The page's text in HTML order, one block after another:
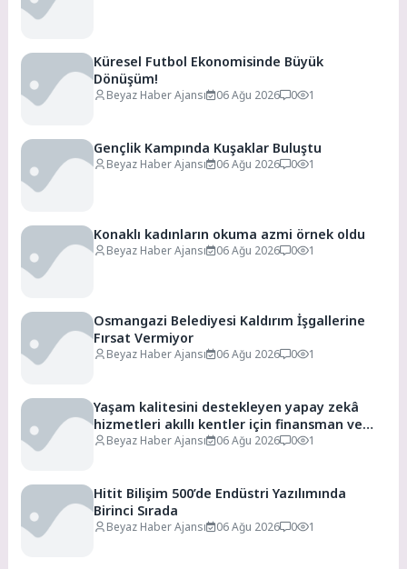
Küresel Futbol Ekonomisinde Büyük
Dönüşüm!
Beyaz Haber Ajansı 06 Ağu 2026 0 1
Gençlik Kampında Kuşaklar Buluştu
Beyaz Haber Ajansı 06 Ağu 2026 0 1
Konaklı kadınların okuma azmi örnek oldu
Beyaz Haber Ajansı 06 Ağu 2026 0 1
Osmangazi Belediyesi Kaldırım İşgallerine
Fırsat Vermiyor
Beyaz Haber Ajansı 06 Ağu 2026 0 1
Yaşam kalitesini destekleyen yapay zekâ
hizmetleri akıllı kentler için finansman ve
altyapı kadar önemli
Beyaz Haber Ajansı 06 Ağu 2026 0 1
Hitit Bilişim 500’de Endüstri Yazılımında
Birinci Sırada
Beyaz Haber Ajansı 06 Ağu 2026 0 1